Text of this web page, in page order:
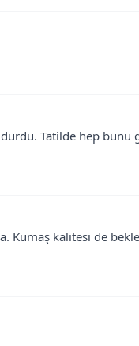
Tatilde hep bunu
Kumaş kalitesi de